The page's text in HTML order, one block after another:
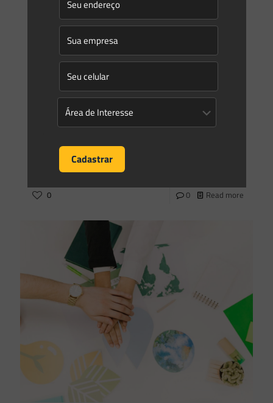
Novidades | Âmbito Estadual: Rio de Janeiro
Saes Advogadoson
25/08/2021
Novidades | Âmbito Estadual: Rio de Janeiro
Aprova a Norma Operacional (NOPINEA-46) de
ao licenciamento e demais procedimentos de controle
ambiental. O Presidente do Instituto Estadual do
0 0 Read more